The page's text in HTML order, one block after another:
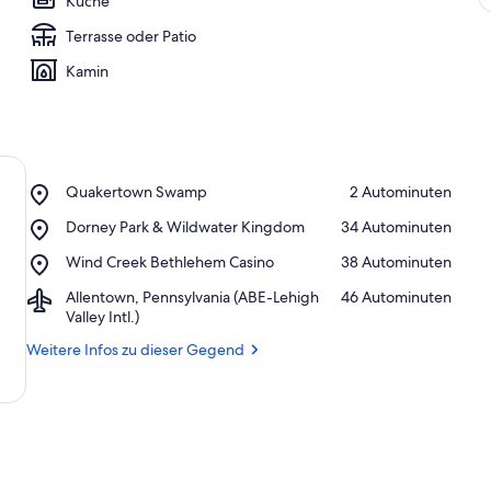
m
b
e
t
e
Terrasse oder Patio
Kamin
Quakertown Swamp
Place,
Swamp
‪2 Autominuten‬
Dorney Park & Wildwater Kingdom
Place,
Park
Wildwater
Kingdom
‪34 Autominuten‬
Wind Creek Bethlehem Casino
Place,
Creek
Bethlehem
Casino
‪38 Autominuten‬
Allentown, Pennsylvania (ABE-Lehigh
Valley Intl.)
Airport,
Allentown,
(ABE-
‪46 Autominuten‬
Weitere Infos zu dieser Gegend